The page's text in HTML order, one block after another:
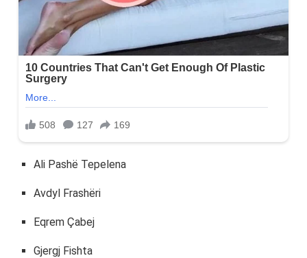
Ali Pashë Tepelena
Avdyl Frashëri
Eqrem Çabej
Gjergj Fishta